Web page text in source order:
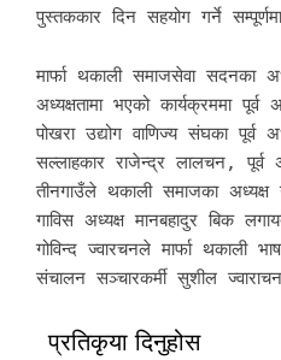
पुस्तककार दिन सहयोग गर्ने
मार्फा थकाली समाजसेवा सदनका
अध्यक्षतामा भएको कार्यक्रममा
पोखरा उद्योग वाणिज्य संघका पूर्व
सल्लाहकार राजेन्द्र लालचन, पूर्व
तीनगाउँले थकाली समाजका
गाविस अध्यक्ष मानबहादुर बिक
गोविन्द ज्वारचनले मार्फा थकाली
संचालन सञ्चारकर्मी सुशील
प्रतिकृया दिनुहोस